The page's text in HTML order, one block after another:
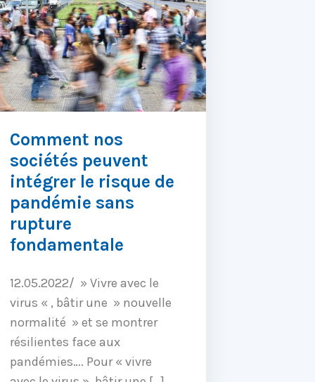
Comment nos
sociétés peuvent
intégrer le risque de
pandémie sans
rupture
fondamentale
12.05.2022/ » Vivre avec le
virus « , bâtir une » nouvelle
normalité » et se montrer
résilientes face aux
pandémies…. Pour « vivre